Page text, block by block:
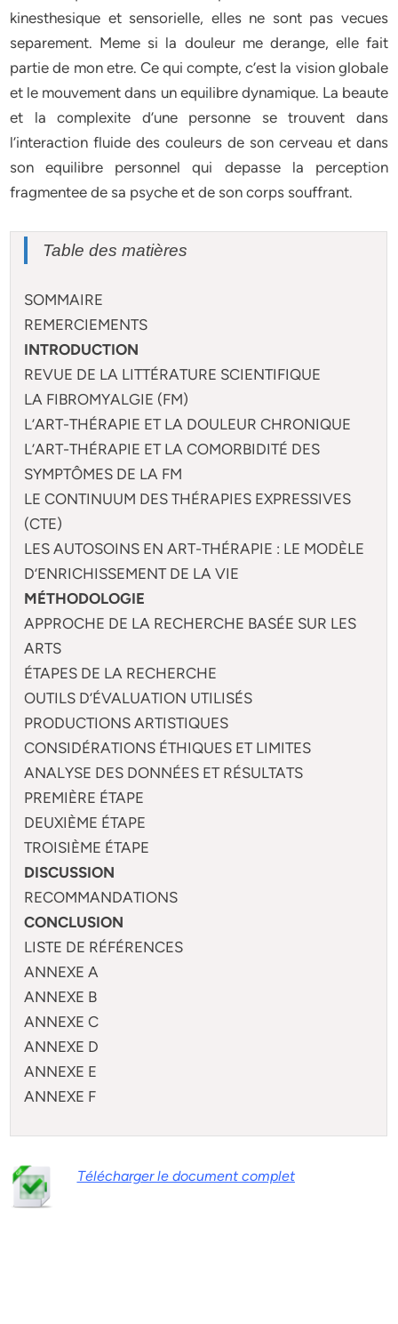
kinesthesique et sensorielle, elles ne sont pas vecues
separement. Meme si la douleur me derange, elle fait
partie de mon etre. Ce qui compte, c’est la vision globale
et le mouvement dans un equilibre dynamique. La beaute
et la complexite d’une personne se trouvent dans
l’interaction fluide des couleurs de son cerveau et dans
son equilibre personnel qui depasse la perception
fragmentee de sa psyche et de son corps souffrant.
Table des matières
SOMMAIRE
REMERCIEMENTS
INTRODUCTION
REVUE DE LA LITTÉRATURE SCIENTIFIQUE
LA FIBROMYALGIE (FM)
L’ART-THÉRAPIE ET LA DOULEUR CHRONIQUE
L’ART-THÉRAPIE ET LA COMORBIDITÉ DES
SYMPTÔMES DE LA FM
LE CONTINUUM DES THÉRAPIES EXPRESSIVES
(CTE)
LES AUTOSOINS EN ART-THÉRAPIE : LE MODÈLE
D’ENRICHISSEMENT DE LA VIE
MÉTHODOLOGIE
APPROCHE DE LA RECHERCHE BASÉE SUR LES
ARTS
ÉTAPES DE LA RECHERCHE
OUTILS D’ÉVALUATION UTILISÉS
PRODUCTIONS ARTISTIQUES
CONSIDÉRATIONS ÉTHIQUES ET LIMITES
ANALYSE DES DONNÉES ET RÉSULTATS
PREMIÈRE ÉTAPE
DEUXIÈME ÉTAPE
TROISIÈME ÉTAPE
DISCUSSION
RECOMMANDATIONS
CONCLUSION
LISTE DE RÉFÉRENCES
ANNEXE A
ANNEXE B
ANNEXE C
ANNEXE D
ANNEXE E
ANNEXE F
Télécharger le document complet